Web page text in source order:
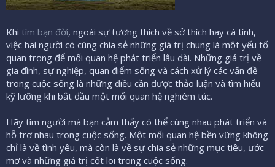
Khi tìm bạn đời, ngoài sự tương thích về sở thích hay cá tính,
việc hai người có cùng chia sẻ những giá trị chung là một yếu tố
quan trọng để mối quan hệ phát triển lâu dài. Những giá trị về
gia đình, sự nghiệp, quan điểm sống và cách xử lý các vấn đề
trong cuộc sống là những điều cần được thảo luận và tìm hiểu
kỹ lưỡng khi bắt đầu một mối quan hệ nghiêm túc.
Hãy tìm người mà bạn cảm thấy có thể cùng nhau phát triển và
hỗ trợ nhau trong cuộc sống. Một mối quan hệ bền vững không
chỉ là về tình yêu, mà còn là về sự chia sẻ những mục tiêu, ước
mơ và những giá trị cốt lõi trong cuộc sống.